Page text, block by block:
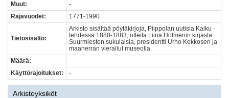
Muut:
-
Rajavuodet:
1771-1990
Tietosisältö:
Arkisto sisältää pöytäkirjoja, Piippolan uutisia Kaiku -
lehdessä 1880-1883, otteita Liina Holmenin kirjasta
Suurmiesten sukulaisia, presidentti Urho Kekkosen ja
maaherran vierailut museolla.
Määrä:
-
Käyttörajoitukset:
-
Arkistoyksiköt